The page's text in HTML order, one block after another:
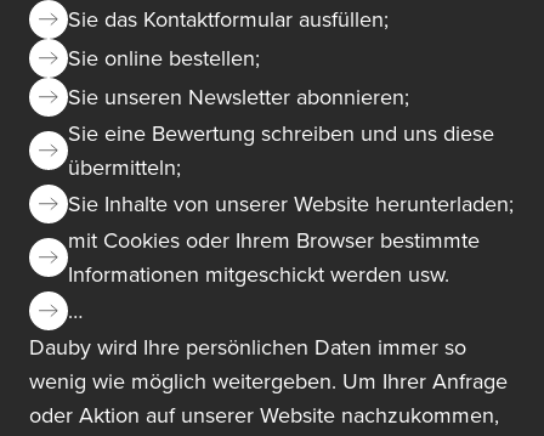
Sie das Kontaktformular ausfüllen;
Sie online bestellen;
Sie unseren Newsletter abonnieren;
Sie eine Bewertung schreiben und uns diese
übermitteln;
Sie Inhalte von unserer Website herunterladen;
mit Cookies oder Ihrem Browser bestimmte
Informationen mitgeschickt werden usw.
…
Dauby wird Ihre persönlichen Daten immer so
wenig wie möglich weitergeben. Um Ihrer Anfrage
oder Aktion auf unserer Website nachzukommen,